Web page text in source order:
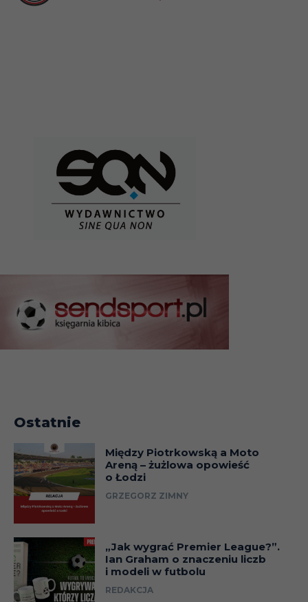
Ostatnie
Między Piotrkowską a Moto
Areną – żużlowa opowieść
o Łodzi
GRZEGORZ ZIMNY
„Jak wygrać Premier League?”.
Ian Graham o znaczeniu liczb
i modeli w futbolu
REDAKCJA